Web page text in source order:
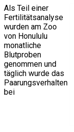
Als Teil einer
Fertilitätsanalyse
wurden am Zoo
von Honululu
monatliche
Blutproben
genommen und
täglich wurde das
Paarungsverhalten
bei